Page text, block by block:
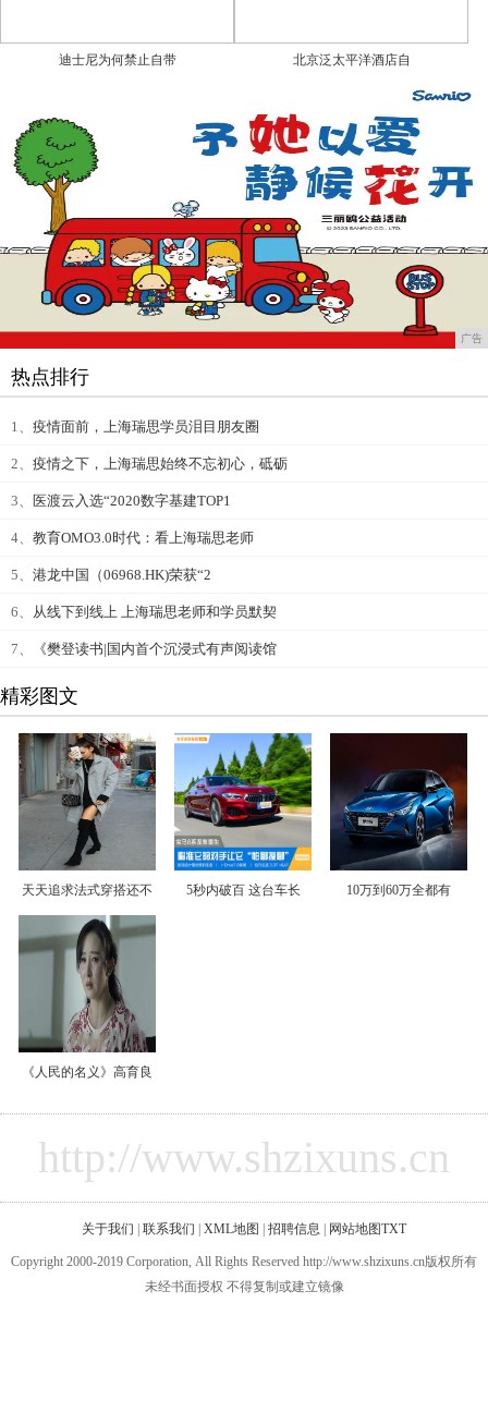
迪士尼为何禁止自带 北京泛太平洋酒店自
广告
热点排行
1、 疫情面前，上海瑞思学员泪目朋友圈
2、 疫情之下，上海瑞思始终不忘初心，砥砺
3、 医渡云入选“2020数字基建TOP1
4、 教育OMO3.0时代：看上海瑞思老师
5、 港龙中国（06968.HK)荣获“2
6、 从线下到线上 上海瑞思老师和学员默契
7、 《樊登读书|国内首个沉浸式有声阅读馆
精彩图文
天天追求法式穿搭还不 5秒内破百 这台车长 10万到60万全都有
《人民的名义》高育良
http://www.shzixuns.cn
关于我们 联系我们 XML地图 招聘信息 网站地图TXT
Copyright 2000-2019 Corporation, All Rights Reserved http://www.shzixuns.cn版权所有
未经书面授权 不得复制或建立镜像